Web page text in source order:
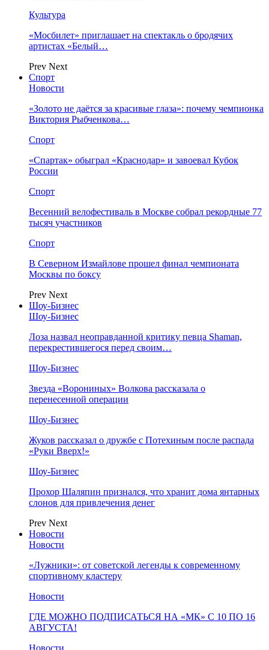
Культура
«Мосбилет» приглашает на спектакль о бродячих
артистах «Белый…
Prev Next
Спорт
Новости
«Золото не даётся за красивые глаза»: почему чемпионка
Виктория Рыбченкова…
Спорт
«Спартак» обыграл «Краснодар» и завоевал Кубок
России
Спорт
Весенний велофестиваль в Москве собрал рекордные 77
тысяч участников
Спорт
В Северном Измайлове прошел финал чемпионата
Москвы по боксу
Prev Next
Шоу-Бизнес
Шоу-Бизнес
Лоза назвал неоправданной критику певца Shaman,
перекрестившегося перед своим…
Шоу-Бизнес
Звезда «Ворониных» Волкова рассказала о
перенесенной операции
Шоу-Бизнес
Жуков рассказал о дружбе с Потехиным после распада
«Руки Вверх!»
Шоу-Бизнес
Прохор Шаляпин признался, что хранит дома янтарных
слонов для привлечения денег
Prev Next
Новости
Новости
«Лужники»: от советской легенды к современному
спортивному кластеру
Новости
ГДЕ МОЖНО ПОДПИСАТЬСЯ НА «МК» С 10 ПО 16
АВГУСТА!
Новости